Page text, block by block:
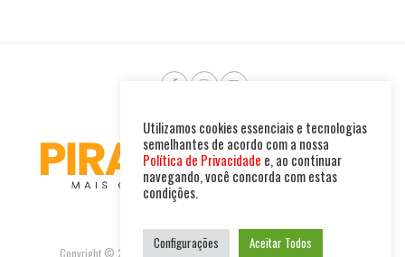
Copyright © 2025. Todos os direitos reservados. PIRAMBU NEWS
Utilizamos cookies essenciais e tecnologias
semelhantes de acordo com a nossa
Política de Privacidade e, ao continuar
navegando, você concorda com estas
condições.
Configurações Aceitar Todos